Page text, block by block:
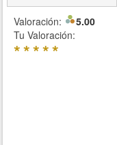
Valoración:
5.00
Tu Valoración:
*****